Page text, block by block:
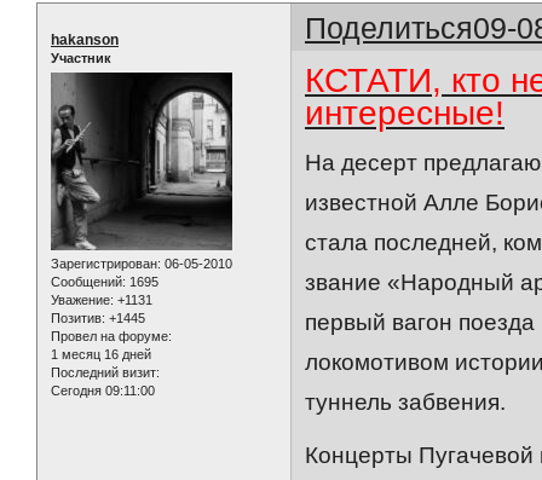
Поделиться09-
hakanson
Участник
Зарегистрирован: 06-05-2010
Сообщений: 1695
Уважение: +1131
Позитив: +1445
Провел на форуме:
1 месяц 16 дней
Последний визит:
Сегодня 09:11:00
КСТАТИ, кто
интересные!
На десерт
известной Алле
стала последней,
звание «Народный
первый вагон
локомотивом
туннель забвения.
Концерты Пугачевой